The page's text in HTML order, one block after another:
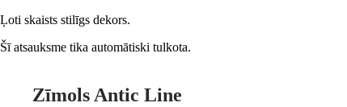
Ļoti skaists stilīgs dekors.
Šī atsauksme tika automātiski tulkota.
Zīmols Antic Line